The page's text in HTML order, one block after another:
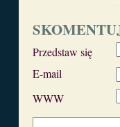
Przedstaw się
E-mail
WWW